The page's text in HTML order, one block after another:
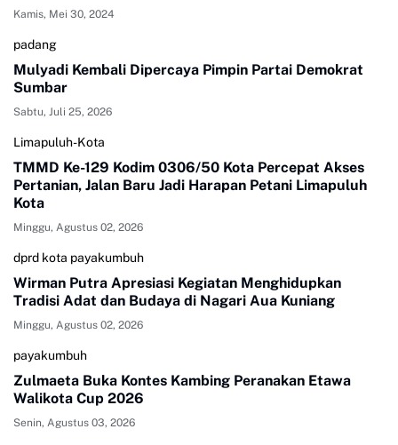
Kamis, Mei 30, 2024
padang
Mulyadi Kembali Dipercaya Pimpin Partai Demokrat
Sumbar
Sabtu, Juli 25, 2026
Limapuluh-Kota
TMMD Ke-129 Kodim 0306/50 Kota Percepat Akses
Pertanian, Jalan Baru Jadi Harapan Petani Limapuluh
Kota
Minggu, Agustus 02, 2026
dprd kota payakumbuh
Wirman Putra Apresiasi Kegiatan Menghidupkan
Tradisi Adat dan Budaya di Nagari Aua Kuniang
Minggu, Agustus 02, 2026
payakumbuh
Zulmaeta Buka Kontes Kambing Peranakan Etawa
Walikota Cup 2026
Senin, Agustus 03, 2026